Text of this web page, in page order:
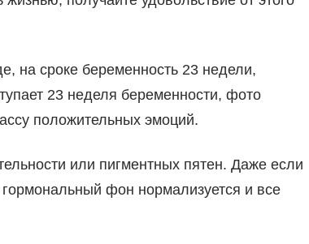
на сроке беременность 23 недели,
23 неделя беременности, фото
положительных эмоций.
или пигментных пятен. Даже если
фон нормализуется и все